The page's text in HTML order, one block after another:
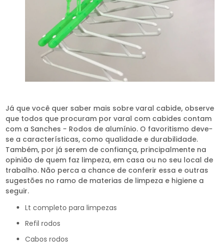
Já que você quer saber mais sobre varal cabide, observe
que todos que procuram por varal com cabides contam
com a Sanches - Rodos de alumínio. O favoritismo deve-
se a características, como qualidade e durabilidade.
Também, por já serem de confiança, principalmente na
opinião de quem faz limpeza, em casa ou no seu local de
trabalho. Não perca a chance de conferir essa e outras
sugestões no ramo de materias de limpeza e higiene a
seguir.
lt completo para limpezas
refil rodos
cabos rodos